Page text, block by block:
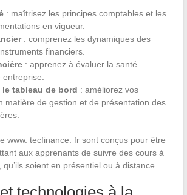
: maîtrisez les principes comptables et les
en vigueur.
: comprenez les dynamiques des
financiers.
: apprenez à évaluer la santé
entreprise.
le tableau de bord : améliorez vos
matière de gestion et de présentation des
www. tecfinance. fr sont conçus pour être
aux apprenants de suivre des cours à
soient en présentiel ou à distance.